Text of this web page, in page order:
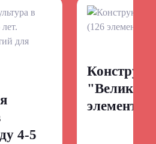
4-5
элементов)